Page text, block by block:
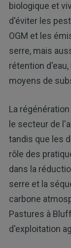
biologique et
d'éviter les
OGM et les
serre, mais
rétention
moyens de
La
le secteur de
tandis que les
rôle des
dans la
serre et la
carbone
Pastures à
d'exploitation